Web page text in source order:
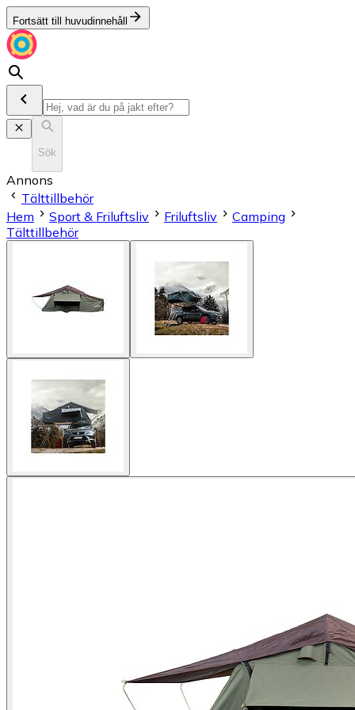
Fortsätt till huvudinnehåll
Sök
Annons
Tälttillbehör
Hem
Sport & Friluftsliv Friluftsliv
Camping
Tälttillbehör